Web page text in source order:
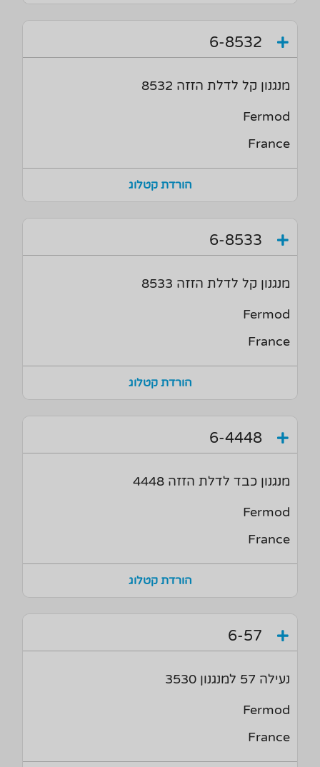
6-8532
מנגנון קל לדלת הזזה 8532
Fermod
France
הורדת קטלוג
6-8533
מנגנון קל לדלת הזזה 8533
Fermod
France
הורדת קטלוג
6-4448
מנגנון כבד לדלת הזזה 4448
Fermod
France
הורדת קטלוג
6-57
נעילה 57 למנגנון 3530
Fermod
France